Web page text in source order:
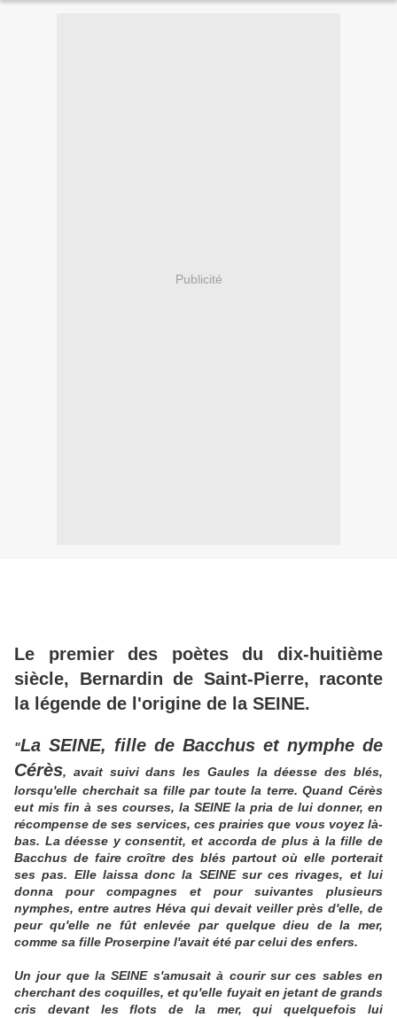
Publicité
Le premier des poètes du dix-huitième
siècle, Bernardin de Saint-Pierre, raconte
la légende de l'origine de la SEINE.
"La SEINE, fille de Bacchus et nymphe de
Cérès, avait suivi dans les Gaules la déesse des blés,
lorsqu'elle cherchait sa fille par toute la terre. Quand Cérès
eut mis fin à ses courses, la SEINE la pria de lui donner, en
récompense de ses services, ces prairies que vous voyez là-
bas. La déesse y consentit, et accorda de plus à la fille de
Bacchus de faire croître des blés partout où elle porterait
ses pas. Elle laissa donc la SEINE sur ces rivages, et lui
donna pour compagnes et pour suivantes plusieurs
nymphes, entre autres Héva qui devait veiller près d'elle, de
peur qu'elle ne fût enlevée par quelque dieu de la mer,
comme sa fille Proserpine l'avait été par celui des enfers.
Un jour que la SEINE s'amusait à courir sur ces sables en
cherchant des coquilles, et qu'elle fuyait en jetant de grands
cris devant les flots de la mer, qui quelquefois lui